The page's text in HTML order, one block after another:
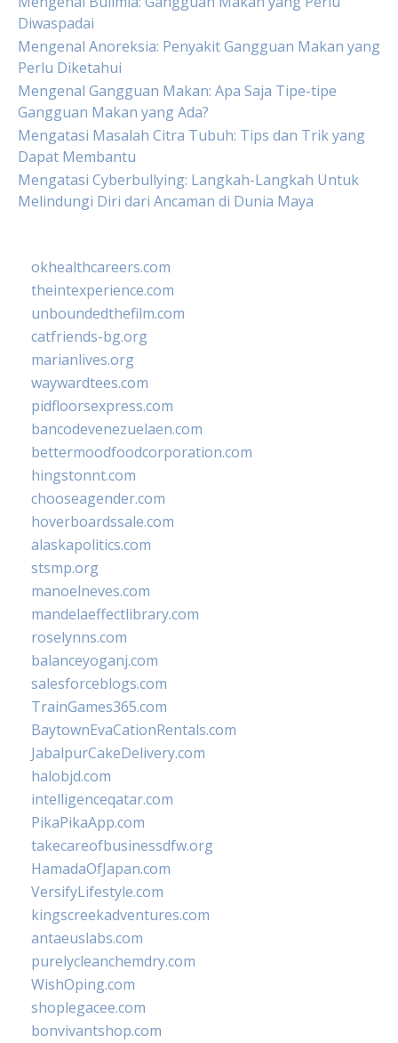
Diwaspadai
Mengenal Anoreksia: Penyakit Gangguan Makan yang
Perlu Diketahui
Mengenal Gangguan Makan: Apa Saja Tipe-tipe
Gangguan Makan yang Ada?
Mengatasi Masalah Citra Tubuh: Tips dan Trik yang
Dapat Membantu
Mengatasi Cyberbullying: Langkah-Langkah Untuk
Melindungi Diri dari Ancaman di Dunia Maya
okhealthcareers.com
theintexperience.com
unboundedthefilm.com
catfriends-bg.org
marianlives.org
waywardtees.com
pidfloorsexpress.com
bancodevenezuelaen.com
bettermoodfoodcorporation.com
hingstonnt.com
chooseagender.com
hoverboardssale.com
alaskapolitics.com
stsmp.org
manoelneves.com
mandelaeffectlibrary.com
roselynns.com
balanceyoganj.com
salesforceblogs.com
TrainGames365.com
BaytownEvaCationRentals.com
JabalpurCakeDelivery.com
halobjd.com
intelligenceqatar.com
PikaPikaApp.com
takecareofbusinessdfw.org
HamadaOfJapan.com
VersifyLifestyle.com
kingscreekadventures.com
antaeuslabs.com
purelycleanchemdry.com
WishOping.com
shoplegacee.com
bonvivantshop.com